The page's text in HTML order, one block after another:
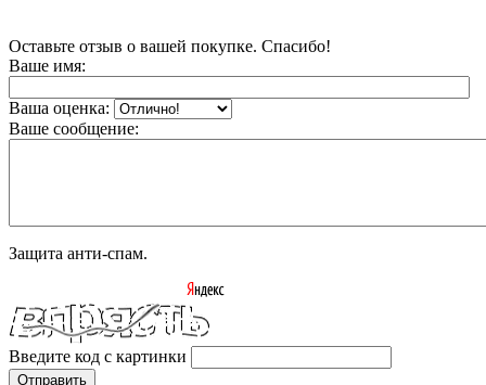
Оставьте отзыв о вашей покупке. Спасибо!
Ваше имя:
Ваша оценка:
Ваше сообщение:
Защита анти-спам.
Введите код с картинки